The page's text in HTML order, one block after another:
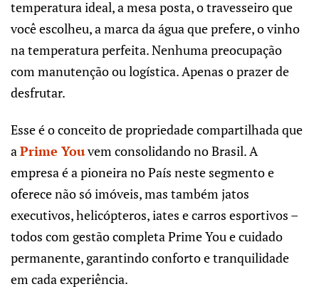
temperatura ideal, a mesa posta, o travesseiro que
você escolheu, a marca da água que prefere, o vinho
na temperatura perfeita. Nenhuma preocupação
com manutenção ou logística. Apenas o prazer de
desfrutar.
Esse é o conceito de propriedade compartilhada que
aPrime Youvem consolidando no Brasil. A
empresa é a pioneira no País neste segmento e
oferece não só imóveis, mas também jatos
executivos, helicópteros, iates e carros esportivos –
todos com gestão completa Prime You e cuidado
permanente, garantindo conforto e tranquilidade
em cada experiência.